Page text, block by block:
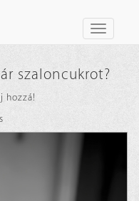
Toggle
szaloncukrot?
hozzá!